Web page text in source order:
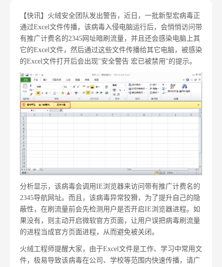
【快讯】火绒安全团队发出警告，近日，一批新型宏病毒正
通过Excel文件传播，该病毒入侵电脑运行后，会悄悄访问带
有推广计费名的2345网址暗刷流量，并且还会感染电脑上其
它的Excel文件，然后通过这些文件传播给其它电脑，被感染
的Excel文件打开后会出现"安全警告 宏已被禁用"的提示。
分析显示，该病毒会调用IE浏览器来访问带有推广计费名的
2345导航网址。而且，该病毒异常狡猾，为了提升自己的隐
蔽性，在刷流量前会先检测用户是否开启IE浏览器进程。如
果没有，则主动开启微软官方页面，让用户误把病毒刷流量
的进程当成官方页面进程，从而避免被关闭。
火绒工程师提醒大家，由于Excel文件是工作、学习中常用文
件，极易导致该病毒在公司、学校等范围内快速传播，请广